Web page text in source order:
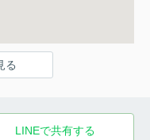
る
LINEで共有する